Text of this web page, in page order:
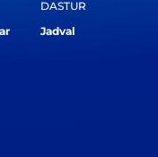
DASTUR
Jadval